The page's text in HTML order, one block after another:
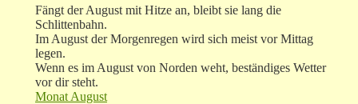
Fängt der August mit Hitze an, bleibt sie lang die
Schlittenbahn.
Im August der Morgenregen wird sich meist vor Mittag
legen.
Wenn es im August von Norden weht, beständiges Wetter
vor dir steht.
Monat August